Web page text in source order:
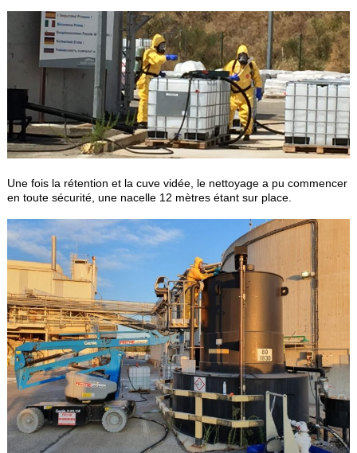
Une fois la rétention et la cuve vidée, le nettoyage a pu commencer
en toute sécurité, une nacelle 12 mètres étant sur place.